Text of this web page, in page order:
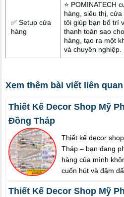
✅ Setup cửa
hàng
⭐ POMINATECH
hàng, siêu thị,
tôi giúp bạn bố trí
thanh toán sao
hàng, tạo ra một
và chuyên nghiệp.
Xem thêm bài viết liên quan
Thiết Kế Decor Shop Mỹ
Đồng Tháp
Thiết kế decor
Tháp – bạn đang
hàng của mình
cuốn hút và đậm
Thiết Kế Decor Shop Mỹ